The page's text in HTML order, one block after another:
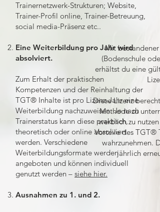
Trainernetzwerk-Strukturen; Website,
Trainer-Profil online, Trainer-Betreuung,
social media-Präsenz etc..
Eine Weiterbildung pro Jahr wird
absolviert.
Zum Erhalt der praktischen
Kompetenzen und der Reinhaltung der
TGT® Inhalte ist pro Lizenz-Jahr eine
Weiterbildung nachzuweisen. Je nach
Trainerstatus kann diese praktisch,
theoretisch oder online absolviert
werden. Verschiedene
Weiterbildungsformate werden
angeboten und können individuell
genutzt werden – siehe hier.
Ausnahmen zu 1. und 2.
Mit bestandener
(Bodenschule
erhältst du eine
Diese Lizenz
Methode zu
werblich zu
Vorteile des TGT®
wahrzunehmen.
jährlich